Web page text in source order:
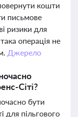
кошти
письмове
ризики для
операція не
Джерело
Сіті?
бути
для пільгового